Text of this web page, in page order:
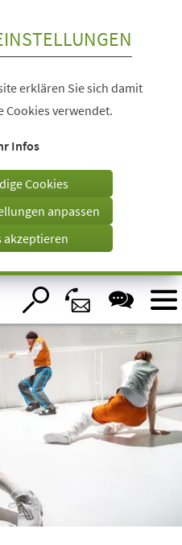
erklären Sie sich damit
Cookies verwendet.
Infos
Cookies
anpassen
akzeptieren